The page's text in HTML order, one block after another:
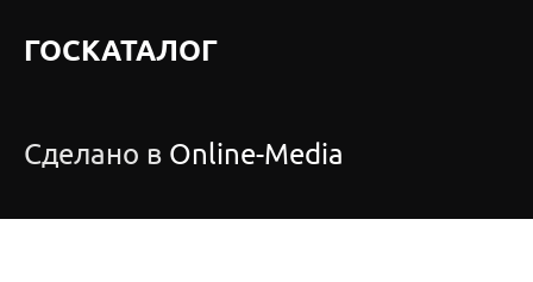
ГОСКАТАЛОГ
Сделано в Online-Media